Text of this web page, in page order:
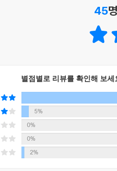
은 눈으로만 보고 손으로 쓰면서
많아져 학습 효과가 훨씬 높아진
단어도 익히고!
자들이 꼭 익혀야 하는 필수단어
하지만 문법을 배우면서 단어도
실력까지 키워보자! 길벗 홈페
45
별점별로 리뷰를 확인해 보세
5%
0%
0%
2%